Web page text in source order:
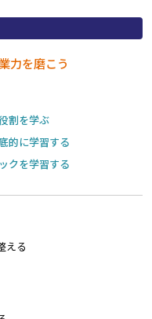
力を磨こう
割を学ぶ
的に学習する
クを学習する
える